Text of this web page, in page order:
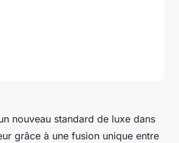
nouveau standard de luxe dans
grâce à une fusion unique entre